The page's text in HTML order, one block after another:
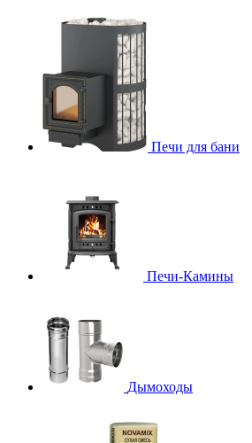
Печи для бани
Печи-Камины
Дымоходы